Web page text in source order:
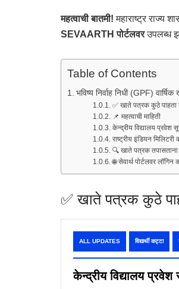
महत्वाची बातमी! महाराष्ट्र राज्य
SEVAARTH पोर्टलवरउपलब्ध
Table of Contents
भविष्य निर्वाह निधी (GPF)
✅ खाते पत्रक कुठे
📌 महत्वाची माहिती
केन्द्रीय विद्यालय प्रवेश
राष्ट्रीय इंडियन
🔍 खाते पत्रक तपासताना
🌐 सेवार्थ पोर्टलवर लॉगिन
✅ खाते पत्रक कुठे
ALL UPDATES विद्यार्थी कट्टा
केन्द्रीय विद्यालय